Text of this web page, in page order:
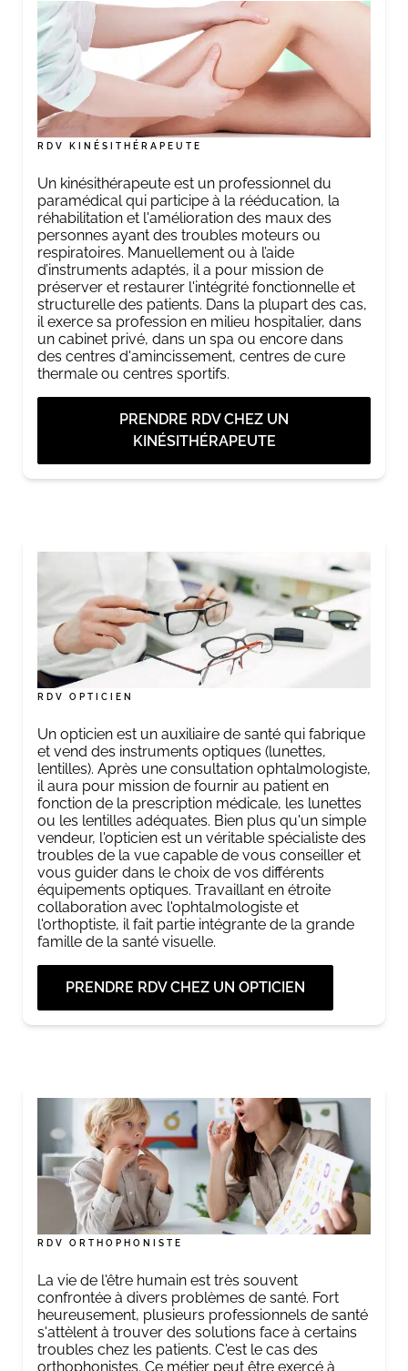
RDV KINÉSITHÉRAPEUTE
Un kinésithérapeute est un professionnel du
paramédical qui participe à la rééducation, la
réhabilitation et l'amélioration des maux des
personnes ayant des troubles moteurs ou
respiratoires. Manuellement ou à l’aide
d’instruments adaptés, il a pour mission de
préserver et restaurer l'intégrité fonctionnelle et
structurelle des patients. Dans la plupart des cas,
il exerce sa profession en milieu hospitalier, dans
un cabinet privé, dans un spa ou encore dans
des centres d'amincissement, centres de cure
thermale ou centres sportifs.
PRENDRE RDV CHEZ UN
KINÉSITHÉRAPEUTE
RDV OPTICIEN
Un opticien est un auxiliaire de santé qui fabrique
et vend des instruments optiques (lunettes,
lentilles). Après une consultation ophtalmologiste,
il aura pour mission de fournir au patient en
fonction de la prescription médicale, les lunettes
ou les lentilles adéquates. Bien plus qu'un simple
vendeur, l'opticien est un véritable spécialiste des
troubles de la vue capable de vous conseiller et
vous guider dans le choix de vos différents
équipements optiques. Travaillant en étroite
collaboration avec l'ophtalmologiste et
l'orthoptiste, il fait partie intégrante de la grande
famille de la santé visuelle.
PRENDRE RDV CHEZ UN OPTICIEN
RDV ORTHOPHONISTE
La vie de l'être humain est très souvent
confrontée à divers problèmes de santé. Fort
heureusement, plusieurs professionnels de santé
s'attèlent à trouver des solutions face à certains
troubles chez les patients. C'est le cas des
orthophonistes. Ce métier peut être exercé à